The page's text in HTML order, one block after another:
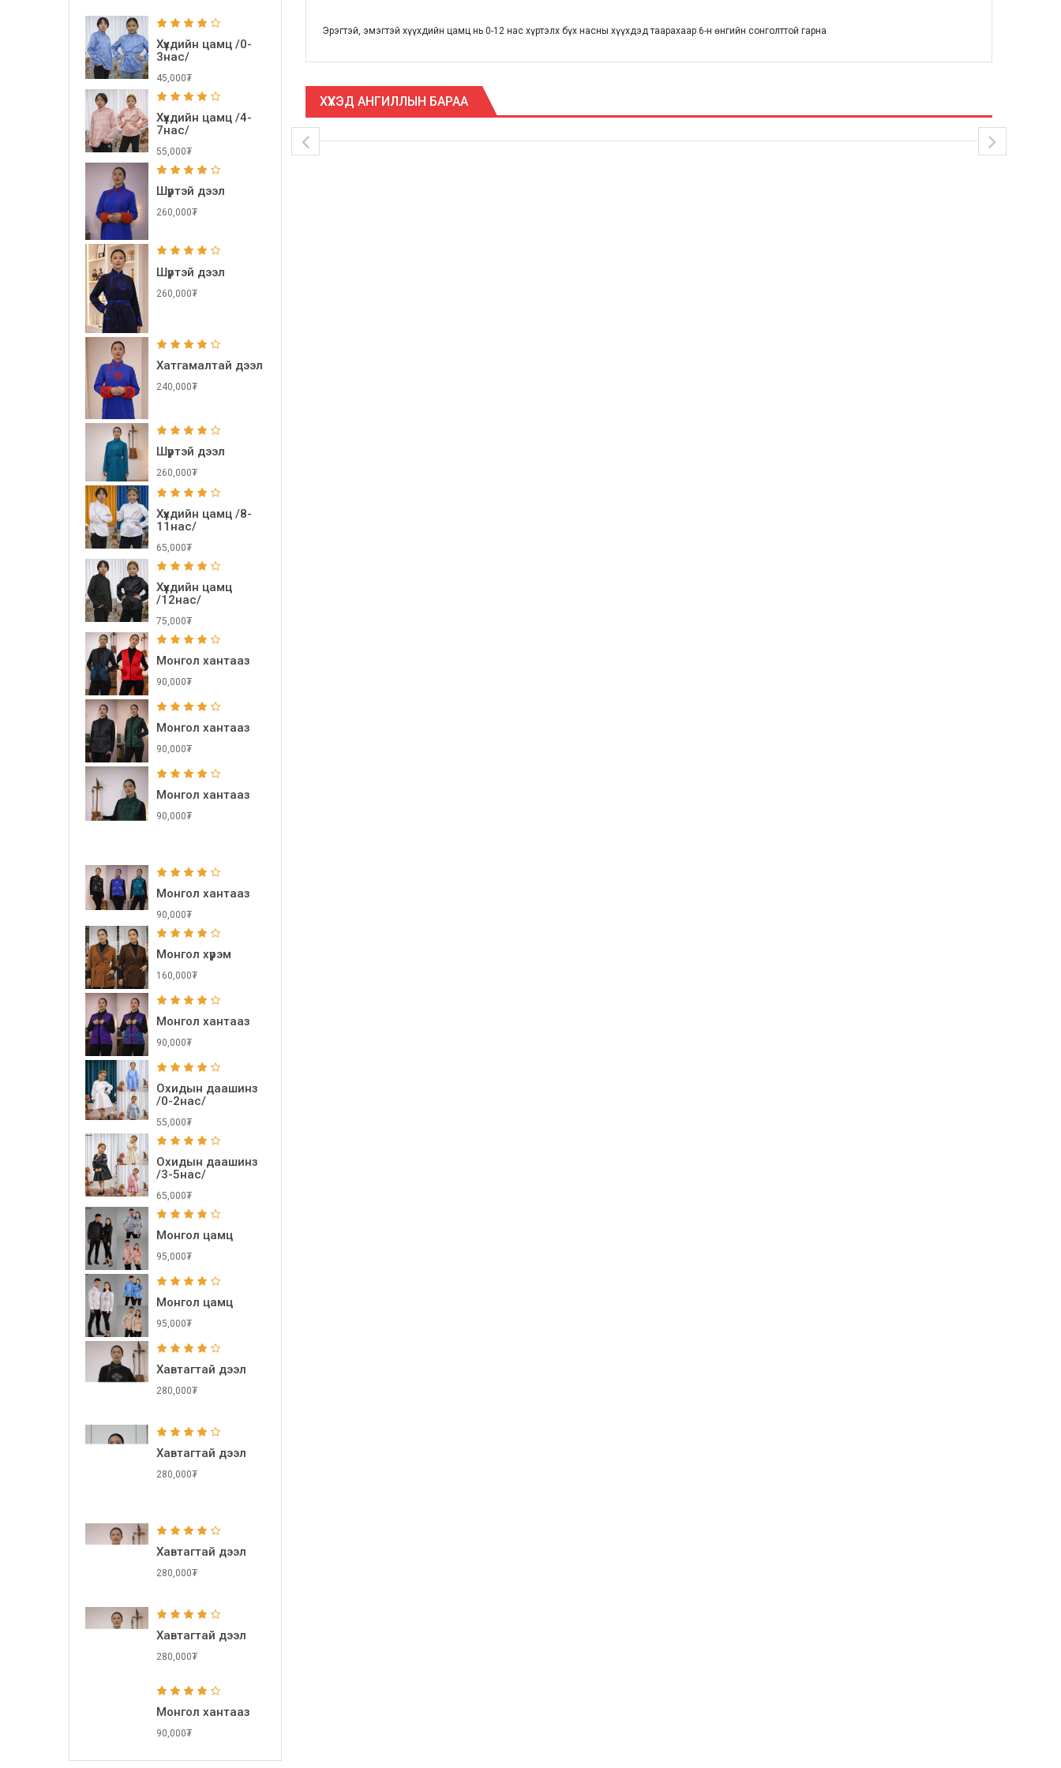
Хүүхдийн цамц /0-
3нас/
45,000₮
Хүүхдийн цамц /4-
7нас/
55,000₮
Шүртэй дээл
260,000₮
Шүртэй дээл
260,000₮
Хатгамалтай дээл
240,000₮
Шүртэй дээл
260,000₮
Хүүхдийн цамц /8-
11нас/
65,000₮
Хүүхдийн цамц
/12нас/
75,000₮
Монгол хантааз
90,000₮
Монгол хантааз
90,000₮
Монгол хантааз
90,000₮
Монгол хантааз
90,000₮
Монгол хүрэм
160,000₮
Монгол хантааз
90,000₮
Охидын даашинз
/0-2нас/
55,000₮
Охидын даашинз
/3-5нас/
65,000₮
Монгол цамц
95,000₮
Монгол цамц
95,000₮
Хавтагтай дээл
280,000₮
Хавтагтай дээл
280,000₮
Хавтагтай дээл
280,000₮
Хавтагтай дээл
280,000₮
Монгол хантааз
90,000₮
Эрэгтэй, эмэгтэй хүүхдийн цамц нь 0-12 нас хүртэлх бүх насны хүүхдэд таарахаар 6-н өнгийн сонголттой гарна
ХҮҮХЭД АНГИЛЛЫН БАРАА